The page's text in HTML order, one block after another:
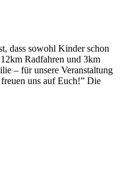
dass sowohl Kinder schon
Radfahren und 3km
– für unsere Veranstaltung
uns auf Euch!” Die